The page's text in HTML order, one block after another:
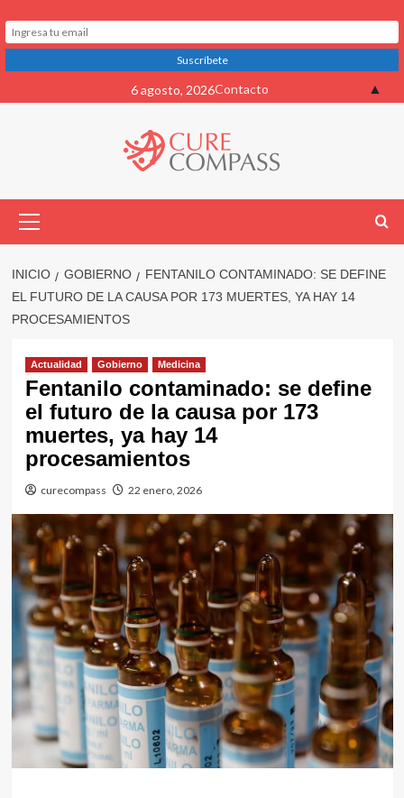
al
6 agosto, 2026Contacto
primario
INICIO GOBIERNO
FENTANILO CONTAMINADO: SE DEFINE
EL FUTURO DE LA CAUSA POR 173 MUERTES, YA HAY 14
PROCESAMIENTOS
Actualidad Gobierno Medicina
Fentanilo contaminado: se define
el futuro de la causa por 173
muertes, ya hay 14
procesamientos
curecompass 22 enero, 2026
▲